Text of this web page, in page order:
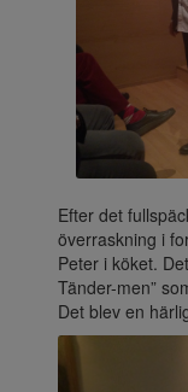
Efter det
överraskning i
Peter i köket.
Tänder-men”
Det blev en